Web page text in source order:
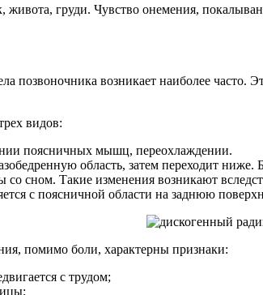
живота, груди. Чувство онемения,
позвоночника возникает наиболее
видов:
поясничных мышц, переохлаждении.
область, затем переходит
со сном. Такие изменения возникают
с поясничной области на заднюю
помимо боли, характерны признаки:
с трудом;